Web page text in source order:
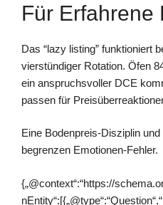
Für Erfahrene
Das “lazy listing” funktioniert
vierstündiger Rotation. Öfen
ein anspruchsvoller DCE
passen für
Eine Bodenpreis-Disziplin
begrenzen Emotionen-Fehler.
{„@context“:“https://